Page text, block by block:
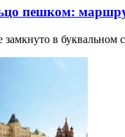
пешком:
замкнуто в